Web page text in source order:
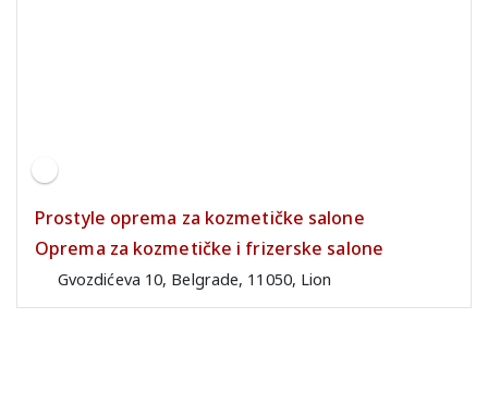
Prostyle oprema za kozmetičke salone
Oprema za kozmetičke i frizerske salone
Gvozdićeva 10, Belgrade, 11050, Lion